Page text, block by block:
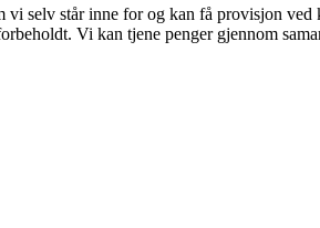
selv står inne for og kan få provisjon ved
Vi kan tjene penger gjennom